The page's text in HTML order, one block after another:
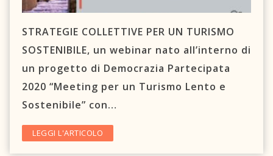
C.A.O.S.
Prenota un letto
STRATEGIE COLLETTIVE PER UN TURISMO
SOSTENIBILE, un webinar nato all’interno di
un progetto di Democrazia Partecipata
2020 “Meeting per un Turismo Lento e
Sostenibile” con…
LEGGI L'ARTICOLO